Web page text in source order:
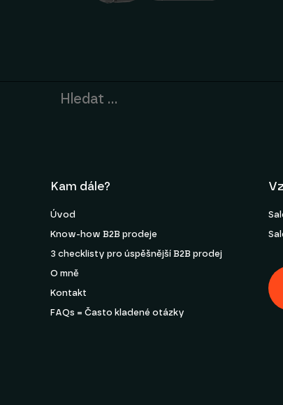
Kam dále?
Úvod
Know-how B2B prodeje
3 checklisty pro úspěšnější B2B prodej
O mně
Kontakt
FAQs = Často kladené otázky